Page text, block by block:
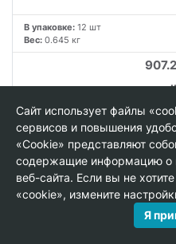
В упаковке: 12 шт
Вес: 0.645 кг
−
В
Сайт использует файлы
сервисов и повышения
«Cookie» представляют
содержащие информацию о
веб-сайта. Если вы не
«cookie», измените
Я